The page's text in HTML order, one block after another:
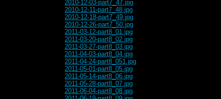
2010-12-03-part7_47.jpg
2010-12-11-part7_48.jpg
2010-12-18-part7_49.jpg
2010-12-26-part7_50.jpg
2011-03-12-part8_01.jpg
2011-03-20-part8_02.jpg
2011-03-27-part8_03.jpg
2011-04-03-part8_04.jpg
2011-04-24-part8_051.jpg
2011-05-01-part8_05.jpg
2011-05-14-part8_06.jpg
2011-05-28-part8_07.jpg
2011-06-04-part8_08.jpg